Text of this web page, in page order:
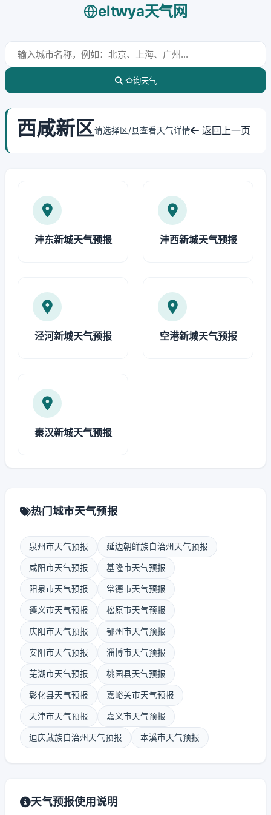
eltwya天气网
查询天气
西咸新区请选择区/县查看天气详情 返回上一页
沣东新城天气预报 沣西新城天气预报
泾河新城天气预报 空港新城天气预报
秦汉新城天气预报
热门城市天气预报
泉州市天气预报 延边朝鲜族自治州天气预报
咸阳市天气预报 基隆市天气预报
阳泉市天气预报 常德市天气预报
遵义市天气预报 松原市天气预报
庆阳市天气预报 鄂州市天气预报
安阳市天气预报 淄博市天气预报
芜湖市天气预报 桃园县天气预报
彰化县天气预报 嘉峪关市天气预报
天津市天气预报 嘉义市天气预报
迪庆藏族自治州天气预报 本溪市天气预报
天气预报使用说明